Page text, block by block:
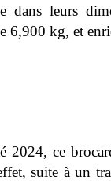
dans leurs
6,900 kg, et
2024, ce
suite à un